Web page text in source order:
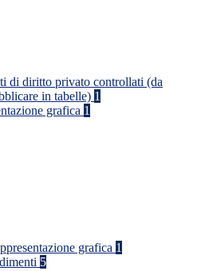
di diritto privato controllati (da
in tabelle) 1
grafica 1
grafica 1
5